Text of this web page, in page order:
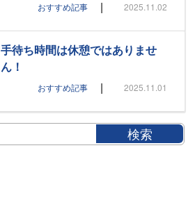
おすすめ記事 | 2025.11.02
手待ち時間は休憩ではありませ
ん！
おすすめ記事 | 2025.11.01